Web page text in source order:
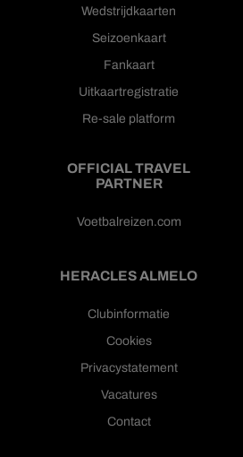
Wedstrijdkaarten
Seizoenkaart
Fankaart
Uitkaartregistratie
Re-sale platform
OFFICIAL TRAVEL
PARTNER
Voetbalreizen.com
HERACLES ALMELO
Clubinformatie
Cookies
Privacystatement
Vacatures
Contact